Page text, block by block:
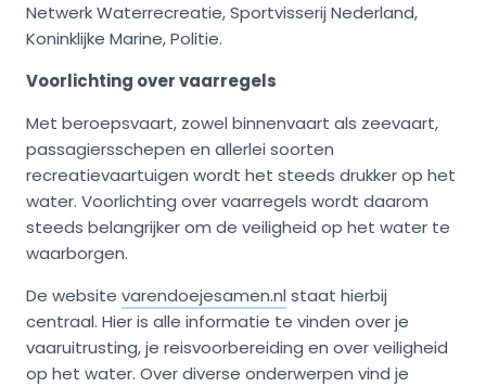
Netwerk Waterrecreatie, Sportvisserij Nederland,
Koninklijke Marine, Politie.
Voorlichting over vaarregels
Met beroepsvaart, zowel binnenvaart als zeevaart,
passagiersschepen en allerlei soorten
recreatievaartuigen wordt het steeds drukker op het
water. Voorlichting over vaarregels wordt daarom
steeds belangrijker om de veiligheid op het water te
waarborgen.
De website varendoejesamen.nl staat hierbij
centraal. Hier is alle informatie te vinden over je
vaaruitrusting, je reisvoorbereiding en over veiligheid
op het water. Over diverse onderwerpen vind je